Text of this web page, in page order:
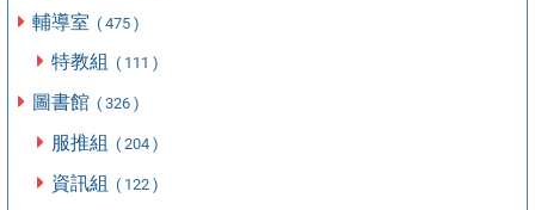
輔導室 ( 475 )
特教組 ( 111 )
圖書館 ( 326 )
服推組 ( 204 )
資訊組 ( 122 )